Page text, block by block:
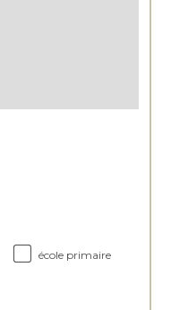
école primaire